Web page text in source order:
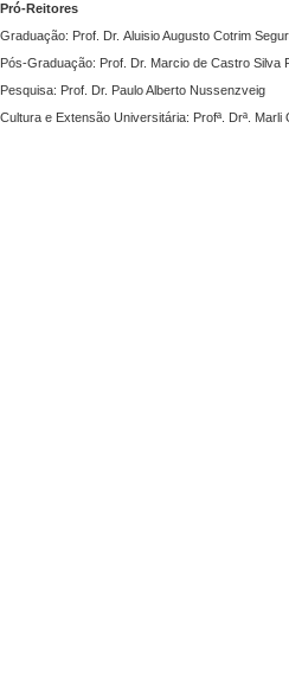
Pró-Reitores
Graduação: Prof. Dr. Aluisio Augusto Cotrim
Pós-Graduação: Prof. Dr. Marcio de Castro Silva
Pesquisa: Prof. Dr. Paulo Alberto Nussenzveig
Cultura e Extensão Universitária: Profª. Drª. Marli